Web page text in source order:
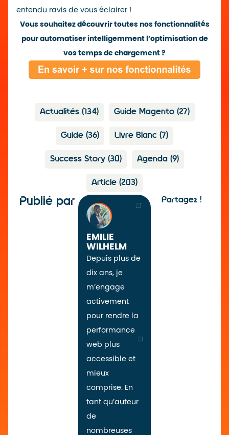
entendu ravis de vous éclairer !
Vous souhaitez découvrir toutes nos fonctionnalités
pour automatiser intelligemment l’optimisation de
vos temps de chargement ?
Actualités (134) Guide Magento (27)
Guide (36) Livre Blanc (7)
Success Story (30) Agenda (9)
Article (203)
Publié par
EMILIE
WILHELM
Depuis plus de
dix ans, je
m’engage
activement
pour rendre la
performance
web plus
accessible et
mieux
comprise. En
tant qu’auteur
de
nombreuses
Partagez !